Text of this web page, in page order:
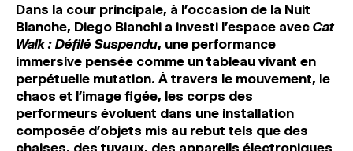
Dans la cour principale, à l’occasion de la Nuit
Blanche, Diego Bianchi a investi l’espace avec Cat
Walk : Défilé Suspendu, une performance
immersive pensée comme un tableau vivant en
perpétuelle mutation. À travers le mouvement, le
chaos et l’image figée, les corps des
performeurs évoluent dans une installation
composée d’objets mis au rebut tels que des
chaises, des tuyaux, des appareils électroniques